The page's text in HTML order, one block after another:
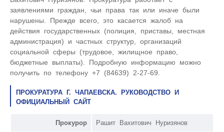
заявлениями граждан, чьи права так или иначе были
нарушены. Прежде всего, это касается жалоб на
действия государственных (полиция, приставы, местная
администрация) и частных структур, организаций
социальной сферы (трудовое, жилищное право,
бюджетные выплаты). Подробную информацию можно
получить по телефону +7 (84639) 2-27-69.
ПРОКУРАТУРА Г. ЧАПАЕВСКА. РУКОВОДСТВО И
ОФИЦИАЛЬНЫЙ САЙТ
Прокурор Рашит Вахитович Нуризянов